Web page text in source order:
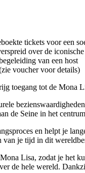
tickets voor een
over de
van een host
voucher voor details)
toegang tot de Mona
de Seine in het
en helpt je
van je tijd in dit
Lisa, zodat je het
de hele wereld.